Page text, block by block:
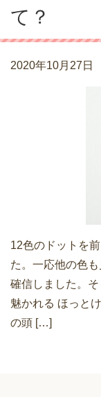
て？
2020年10月27日
12色のドットを
た。一応他の色
確信しました。
魅かれる ほっと
の頭 […]